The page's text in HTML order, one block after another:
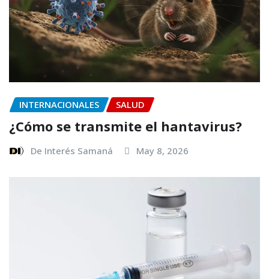
INTERNACIONALES SALUD
¿Cómo se transmite el hantavirus?
De Interés Samaná May 8, 2026